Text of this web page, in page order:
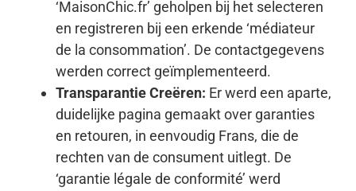
‘MaisonChic.fr’ geholpen bij het selecteren
en registreren bij een erkende ‘médiateur
de la consommation’. De contactgegevens
werden correct geïmplementeerd.
Transparantie Creëren: Er werd een aparte,
duidelijke pagina gemaakt over garanties
en retouren, in eenvoudig Frans, die de
rechten van de consument uitlegt. De
‘garantie légale de conformité’ werd